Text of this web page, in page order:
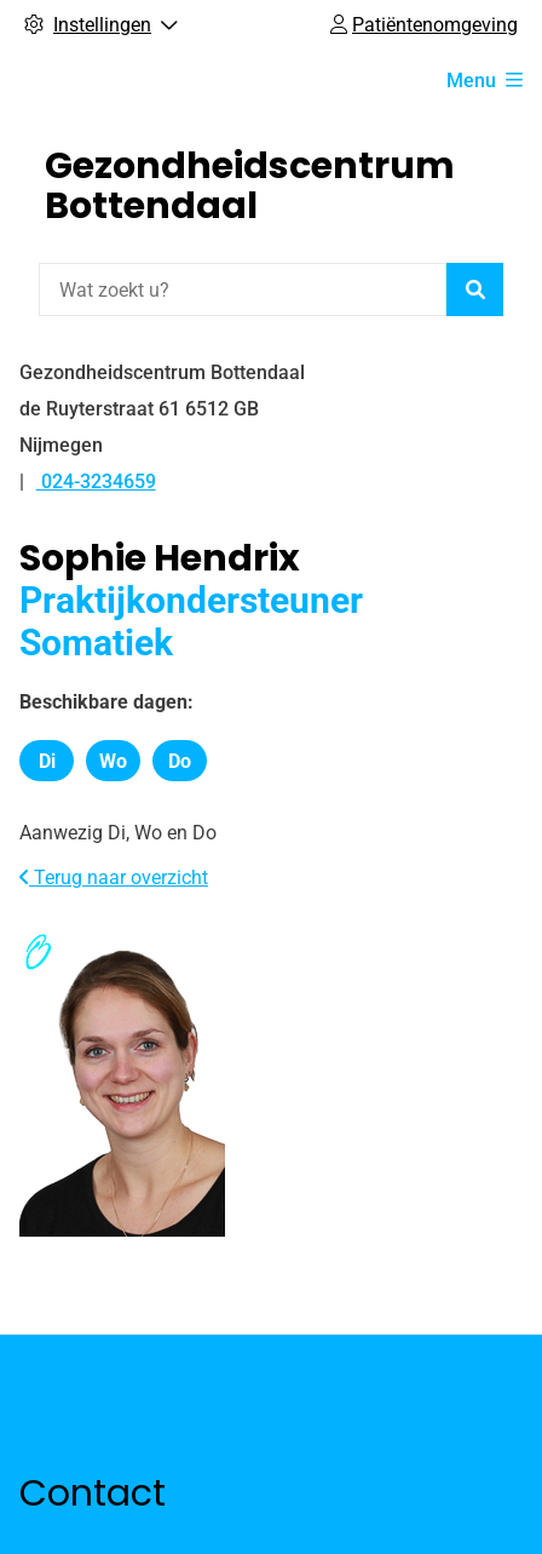
Instellingen Patiëntenomgeving
Menu
Gezondheidscentrum
Bottendaal
Gezondheidscentrum Bottendaal
de Ruyterstraat 61 6512 GB
Nijmegen
Tel:
024-3234659
Sophie Hendrix
Praktijkondersteuner
Somatiek
Beschikbare dagen:
Dinsdag
Di Woensdag
Wo Donderdag
Do
Aanwezig Di, Wo en Do
Terug naar overzicht
Contact